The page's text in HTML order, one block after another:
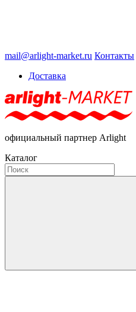
mail@arlight-market.ru Контакты
Доставка
официальный партнер Arlight
Каталог